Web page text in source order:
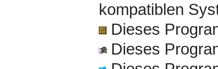
kompatiblen
Dieses
Dieses